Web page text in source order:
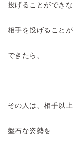
投げることができ
相手を投げることが
できたら、
その人は、相手以上
盤石な姿勢を